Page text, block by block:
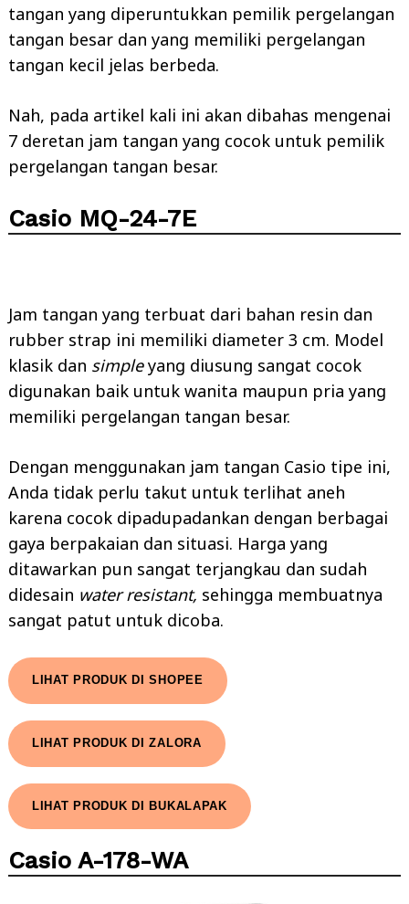
tangan yang diperuntukkan pemilik pergelangan
tangan besar dan yang memiliki pergelangan
tangan kecil jelas berbeda.
Nah, pada artikel kali ini akan dibahas mengenai
7 deretan jam tangan yang cocok untuk pemilik
pergelangan tangan besar.
Casio MQ-24-7E
Jam tangan yang terbuat dari bahan resin dan
rubber strap ini memiliki diameter 3 cm. Model
klasik dan simpleyang diusung sangat cocok
digunakan baik untuk wanita maupun pria yang
memiliki pergelangan tangan besar.
Dengan menggunakan jam tangan Casio tipe ini,
Anda tidak perlu takut untuk terlihat aneh
karena cocok dipadupadankan dengan berbagai
gaya berpakaian dan situasi. Harga yang
ditawarkan pun sangat terjangkau dan sudah
didesain water resistant, sehingga membuatnya
sangat patut untuk dicoba.
LIHAT PRODUK DI SHOPEE
LIHAT PRODUK DI ZALORA
LIHAT PRODUK DI BUKALAPAK
Casio A-178-WA